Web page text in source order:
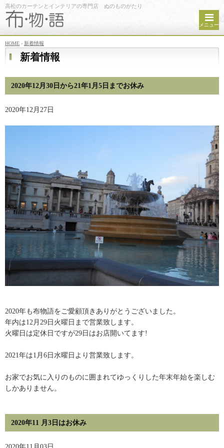
高松のカーテンとインテリアの専門店 ぬのものがたり
メニュー
HOME › 新着情報
新着情報
2020年12月30日から21年1月5日までお休み
2020年12月27日
2020年も布物語をご愛顧頂きありがとうございました。
年内は12月29日火曜日まで営業致します。
火曜日は定休日ですが29日はお店開いてます!
2021年は1月6日水曜日より営業致します。
お家でお気に入りのものに囲まれてゆっくりした年末年始を楽しむ
しかありません。
2020年11 月3日はお休み